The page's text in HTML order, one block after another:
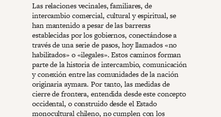
Las relaciones vecinales, familiares, de
intercambio comercial, cultural y espiritual, se
han mantenido a pesar de las barreras
establecidas por los gobiernos, conectándose a
través de una serie de pasos, hoy llamados «no
habilitados» o «ilegales». Estos caminos forman
parte de la historia de intercambio, comunicación
y conexión entre las comunidades de la nación
originaria aymara. Por tanto, las medidas de
cierre de frontera, entendida desde este concepto
occidental, o construido desde el Estado
monocultural chileno, no cumplen con los